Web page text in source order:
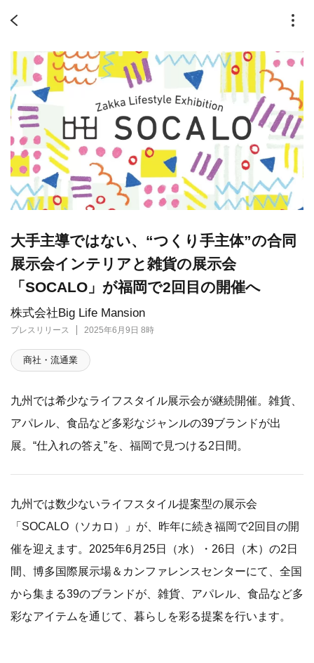
株式会社Big Life Mansion
プレスリリース 2025年6月9日 8時
大手主導ではない、“つくり手主体”の合同
展示会インテリアと雑貨の展示会
「SOCALO」が福岡で2回目の開催へ
商社・流通業
九州では希少なライフスタイル展示会が継続開催。雑貨、
アパレル、食品など多彩なジャンルの39ブランドが出
展。“仕入れの答え”を、福岡で見つける2日間。
九州では数少ないライフスタイル提案型の展示会
「SOCALO（ソカロ）」が、昨年に続き福岡で2回目の開
催を迎えます。2025年6月25日（水）・26日（木）の2日
間、博多国際展示場＆カンファレンスセンターにて、全国
から集まる39のブランドが、雑貨、アパレル、食品など多
彩なアイテムを通じて、暮らしを彩る提案を行います。